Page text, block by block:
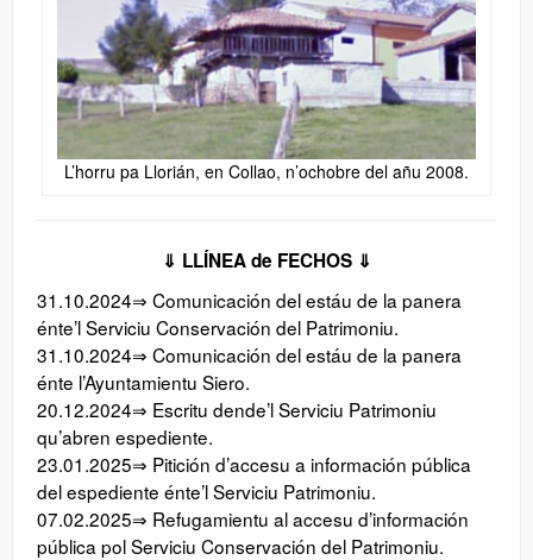
L’horru pa Llorián, en Collao, n’ochobre del añu 2008.
⇓ LLÍNEA de FECHOS ⇓
31.10.2024⇒ Comunicación del estáu de la panera
énte’l Serviciu Conservación del Patrimoniu.
31.10.2024⇒ Comunicación del estáu de la panera
énte l’Ayuntamientu Siero.
20.12.2024⇒ Escritu dende’l Serviciu Patrimoniu
qu’abren espediente.
23.01.2025⇒ Pitición d’accesu a información pública
del espediente énte’l Serviciu Patrimoniu.
07.02.2025⇒ Refugamientu al accesu d’información
pública pol Serviciu Conservación del Patrimoniu.